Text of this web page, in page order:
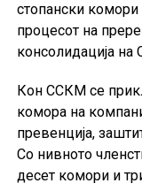
стопански
процесот на
консолидација на
Кон ССКМ се
комора на
превенција,
Со нивното
десет комори и